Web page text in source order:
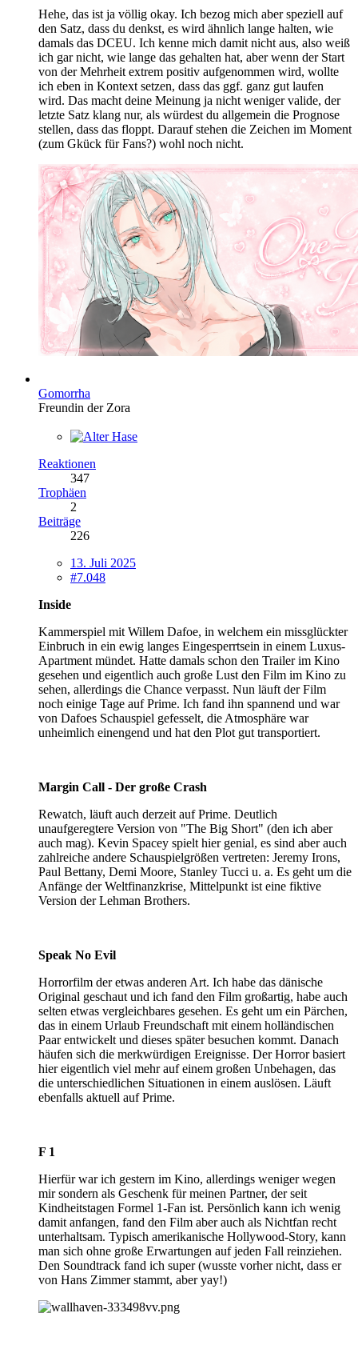
Hehe, das ist ja völlig okay. Ich bezog mich aber speziell auf
den Satz, dass du denkst, es wird ähnlich lange halten, wie
damals das DCEU. Ich kenne mich damit nicht aus, also weiß
ich gar nicht, wie lange das gehalten hat, aber wenn der Start
von der Mehrheit extrem positiv aufgenommen wird, wollte
ich eben in Kontext setzen, dass das ggf. ganz gut laufen
wird. Das macht deine Meinung ja nicht weniger valide, der
letzte Satz klang nur, als würdest du allgemein die Prognose
stellen, dass das floppt. Darauf stehen die Zeichen im Moment
(zum Gkück für Fans?) wohl noch nicht.
Gomorrha
Freundin der Zora
Reaktionen
347
Trophäen
2
Beiträge
226
13. Juli 2025
#7.048
Inside
Kammerspiel mit Willem Dafoe, in welchem ein missglückter
Einbruch in ein ewig langes Eingesperrtsein in einem Luxus-
Apartment mündet. Hatte damals schon den Trailer im Kino
gesehen und eigentlich auch große Lust den Film im Kino zu
sehen, allerdings die Chance verpasst. Nun läuft der Film
noch einige Tage auf Prime. Ich fand ihn spannend und war
von Dafoes Schauspiel gefesselt, die Atmosphäre war
unheimlich einengend und hat den Plot gut transportiert.
Margin Call - Der große Crash
Rewatch, läuft auch derzeit auf Prime. Deutlich
unaufgeregtere Version von "The Big Short" (den ich aber
auch mag). Kevin Spacey spielt hier genial, es sind aber auch
zahlreiche andere Schauspielgrößen vertreten: Jeremy Irons,
Paul Bettany, Demi Moore, Stanley Tucci u. a. Es geht um die
Anfänge der Weltfinanzkrise, Mittelpunkt ist eine fiktive
Version der Lehman Brothers.
Speak No Evil
Horrorfilm der etwas anderen Art. Ich habe das dänische
Original geschaut und ich fand den Film großartig, habe auch
selten etwas vergleichbares gesehen. Es geht um ein Pärchen,
das in einem Urlaub Freundschaft mit einem holländischen
Paar entwickelt und dieses später besuchen kommt. Danach
häufen sich die merkwürdigen Ereignisse. Der Horror basiert
hier eigentlich viel mehr auf einem großen Unbehagen, das
die unterschiedlichen Situationen in einem auslösen. Läuft
ebenfalls aktuell auf Prime.
F 1
Hierfür war ich gestern im Kino, allerdings weniger wegen
mir sondern als Geschenk für meinen Partner, der seit
Kindheitstagen Formel 1-Fan ist. Persönlich kann ich wenig
damit anfangen, fand den Film aber auch als Nichtfan recht
unterhaltsam. Typisch amerikanische Hollywood-Story, kann
man sich ohne große Erwartungen auf jeden Fall reinziehen.
Den Soundtrack fand ich super (wusste vorher nicht, dass er
von Hans Zimmer stammt, aber yay!)